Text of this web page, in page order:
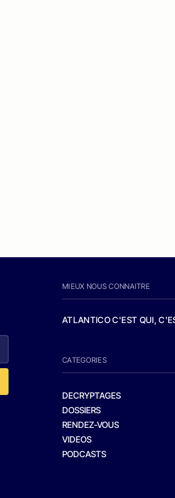
MIEUX NOUS CONNAITRE
ATLANTICO C'EST QUI,
CATEGORIES
DECRYPTAGES
DOSSIERS
RENDEZ-VOUS
VIDEOS
PODCASTS